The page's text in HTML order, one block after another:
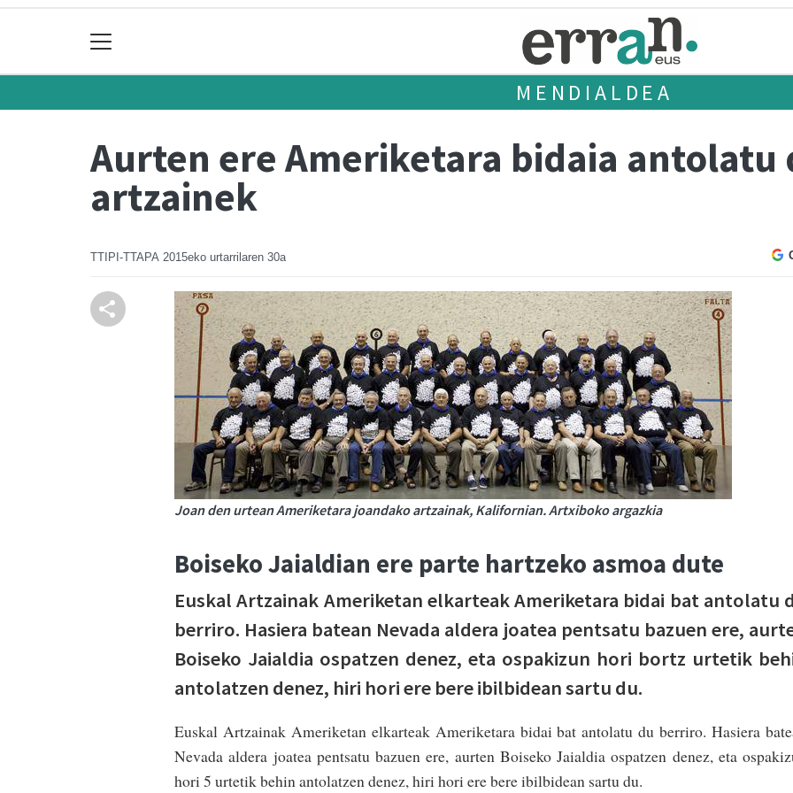
MENDIALDEA
Aurten ere Ameriketara bidaia antolatu
artzainek
TTIPI-TTAPA 2015eko urtarrilaren 30a
Joan den urtean Ameriketara joandako artzainak, Kalifornian. Artxiboko argazkia
Boiseko Jaialdian ere parte hartzeko asmoa dute
Euskal Artzainak Ameriketan elkarteak Ameriketara bidai bat antolatu
berriro. Hasiera batean Nevada aldera joatea pentsatu bazuen ere,
Boiseko Jaialdia ospatzen denez, eta ospakizun hori bortz urtetik
antolatzen denez, hiri hori ere bere ibilbidean sartu du.
Euskal Artzainak Ameriketan elkarteak Ameriketara bidai bat antolatu du berriro. Hasiera
Nevada aldera joatea pentsatu bazuen ere, aurten Boiseko Jaialdia ospatzen denez, eta
hori 5 urtetik behin antolatzen denez, hiri hori ere bere ibilbidean sartu du.